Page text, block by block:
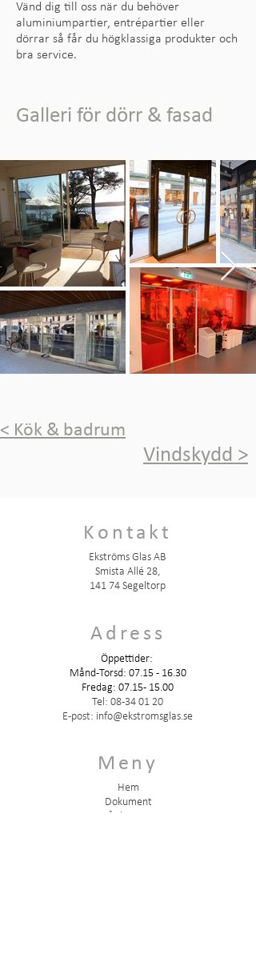
Vänd dig till oss när du behöver
aluminiumpartier, entrépartier eller
dörrar så får du högklassiga produkter och
bra service.
Galleri för dörr & fasad
< Kök & badrum
Vindskydd >
Kontakt
Ekströms Glas AB
Smista Allé 28,
141 74 Segeltorp
Adress
Öppettider:
Månd-Torsd: 07.15 - 16.30
Fredag: 07.15 - 15.00
Tel: 08-34 01 20
E-post: info@ekstromsglas.se
Meny
Hem
Dokument